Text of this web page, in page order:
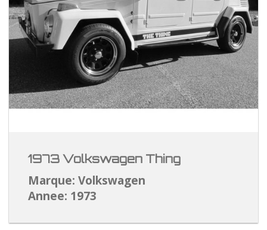
1973 Volkswagen Thing
Marque: Volkswagen
Annee: 1973